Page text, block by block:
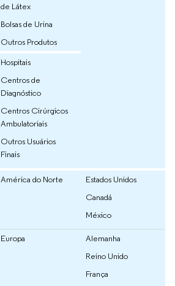
de Látex
Bolsas de Urina
Outros Produtos
Hospitais
Centros de
Diagnóstico
Centros Cirúrgicos
Ambulatoriais
Outros Usuários
Finais
América do Norte
Estados Unidos
Canadá
México
Europa
Alemanha
Reino Unido
França